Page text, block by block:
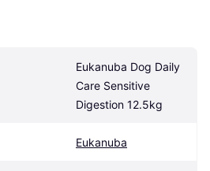
Eukanuba Dog Daily
Care Sensitive
Digestion 12.5kg
Eukanuba